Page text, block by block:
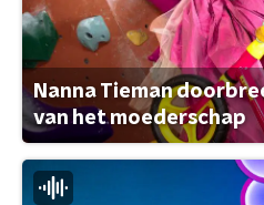
Nanna Tieman
van het moederschap